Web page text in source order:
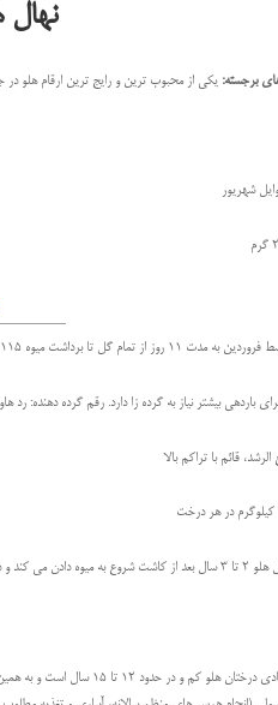
نهال
برجسته: یکی از محبوب ترین و رایج ترین ارقام هلو
شهریور
11 روز از تمام گل تا برداشت میوه 115 روز
باردهی بیشتر نیاز به گرده زا دارد. رقم گرده دهنده: رد
قائم با تراکم بالا
می کند و در سال چهارم یا پنجم محصول اقتصادی تولید می نماید.
عمر اقتصادی درختان هلو